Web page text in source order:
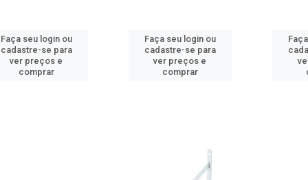
Faça seu login ou
cadastre-se para
ver preços e
comprar
Faça seu login ou
cadastre-se para
ver preços e
comprar